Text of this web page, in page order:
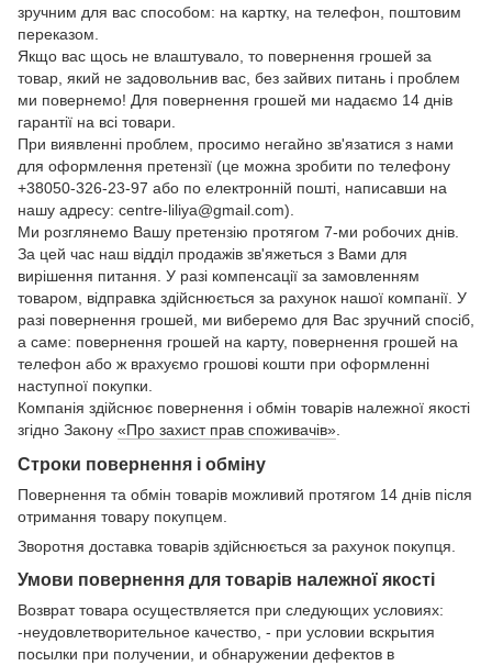
зручним для вас способом: на картку, на телефон, поштовим
переказом.
Якщо вас щось не влаштувало, то повернення грошей за
товар, який не задовольнив вас, без зайвих питань і проблем
ми повернемо! Для повернення грошей ми надаємо 14 днів
гарантії на всі товари.
При виявленні проблем, просимо негайно зв'язатися з нами
для оформлення претензії (це можна зробити по телефону
+38050-326-23-97 або по електронній пошті, написавши на
нашу адресу: centre-liliya@gmail.com).
Ми розглянемо Вашу претензію протягом 7-ми робочих днів.
За цей час наш відділ продажів зв'яжеться з Вами для
вирішення питання. У разі компенсації за замовленням
товаром, відправка здійснюється за рахунок нашої компанії. У
разі повернення грошей, ми виберемо для Вас зручний спосіб,
а саме: повернення грошей на карту, повернення грошей на
телефон або ж врахуємо грошові кошти при оформленні
наступної покупки.
Компанія здійснює повернення і обмін товарів належної якості
згідно Закону «Про захист прав споживачів»
Строки повернення і обміну
Повернення та обмін товарів можливий протягом 14 днів після
отримання товару покупцем.
Зворотня доставка товарів здійснюється за рахунок покупця.
Умови повернення для товарів належної якості
Возврат товара осуществляется при следующих условиях:
-неудовлетворительное качество, - при условии вскрытия
посылки при получении, и обнаружении дефектов в